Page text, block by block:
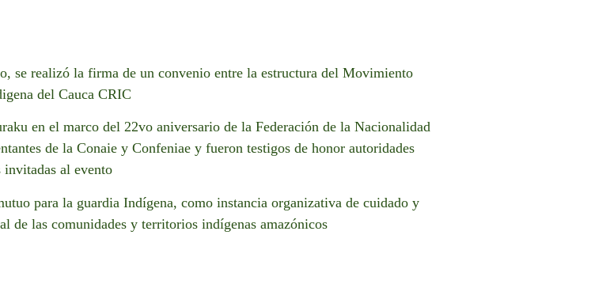
se realizó la firma de un convenio entre la estructura del Movimiento
del Cauca CRIC
en el marco del 22vo aniversario de la Federación de la Nacionalidad
de la Conaie y Confeniae y fueron testigos de honor autoridades
invitadas al evento
para la guardia Indígena, como instancia organizativa de cuidado y
las comunidades y territorios indígenas amazónicos